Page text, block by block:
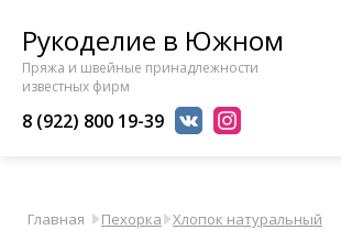
Рукоделие в Южном
Пряжа и швейные принадлежности
известных фирм
8 (922) 800 19-39
Главная Пехорка Хлопок натуральный